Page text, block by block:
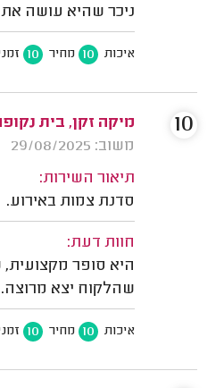
ניכר שהיא עושה
איכות 10 מחיר 10
מיקה זקן, בית
משוב: 29/08/2025
תיאור השירות:
סדנת צמות באירוע.
חוות דעת:
היא סופר
שהלקוח יצא מרוצה.
איכות 10 מחיר 10
10